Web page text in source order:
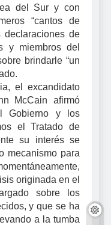
del Sur y con
“cantos de
declaraciones de
y miembros del
brindarle “un
el excandidato
McCain afirmó
Gobierno y los
el Tratado de
su interés se
mecanismo para
originada en el
sobre los
y que se ha
a la tumba